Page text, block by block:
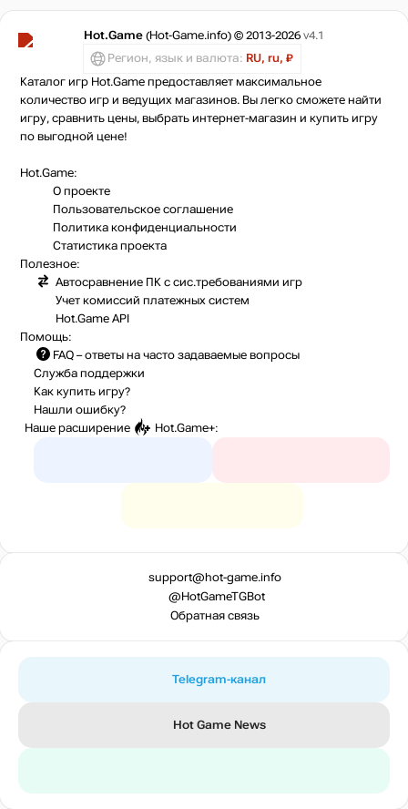
Hot.Game (Hot-Game.info) © 2013-2026 v4.1
Регион, язык и валюта: RU, ru, ₽
Каталог игр Hot.Game предоставляет максимальное
количество игр и ведущих магазинов. Вы легко сможете найти
игру, сравнить цены, выбрать интернет-магазин и купить игру
по выгодной цене!
Hot.Game:
О проекте
Пользовательское соглашение
Политика конфиденциальности
Статистика проекта
Полезное:
Автосравнение ПК с сис.требованиями игр
Учет комиссий платежных систем
Hot.Game API
Помощь:
FAQ – ответы на часто задаваемые вопросы
Служба поддержки
Как купить игру?
Нашли ошибку?
Наше расширение
Hot.Game+:
support@hot-game.info
@HotGameTGBot
Обратная связь
Telegram-канал
Hot Game News